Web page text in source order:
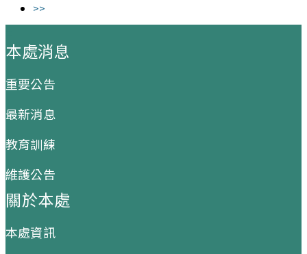
>>
本處消息
重要公告
最新消息
教育訓練
維護公告
關於本處
本處資訊